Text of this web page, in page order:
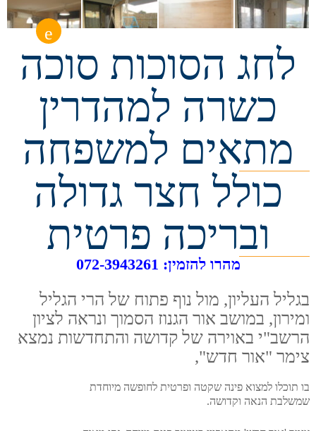
לחג הסוכות סוכה
כשרה למהדרין
מתאים למשפחה
כולל חצר גדולה
ובריכה פרטית
מהרו להזמין: 072-3943261
בגליל העליון, מול נוף פתוח של הרי הגליל
ומירון, במושב אור הגנוז הסמוך ונראה לציון
הרשב"י באוירה של קדושה והתחדשות נמצא
צימר "אור חדש",
בו תוכלו למצוא פינה שקטה ופרטית לחופשה מיוחדת
שמשלבת הנאה וקדושה.